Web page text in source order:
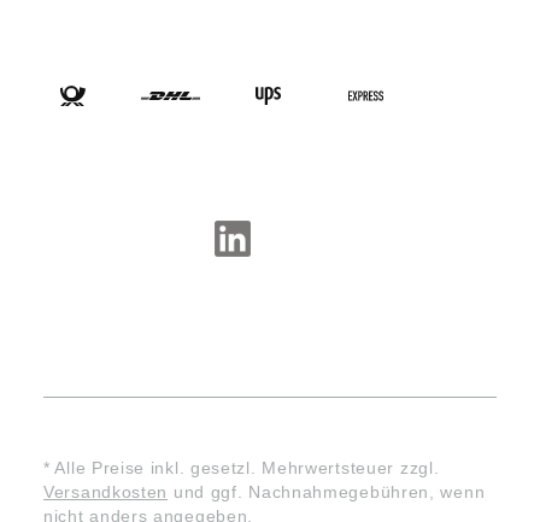
* Alle Preise inkl. gesetzl. Mehrwertsteuer zzgl.
Versandkosten und ggf. Nachnahmegebühren, wenn
nicht anders angegeben.